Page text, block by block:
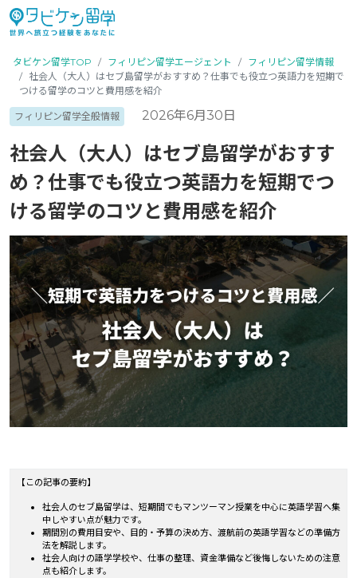
タビケン留学TOP フィリピン留学エージェント
フィリピン留学情報
社会人（大人）はセブ島留学がおすすめ？仕事でも役立つ英語力を短期で
つける留学のコツと費用感を紹介
フィリピン留学全般情報 2026年6月30日
社会人（大人）はセブ島留学がおすす
め？仕事でも役立つ英語力を短期でつ
ける留学のコツと費用感を紹介
【この記事の要約】
社会人のセブ島留学は、短期間でもマンツーマン授業を中心に英語学習へ集
中しやすい点が魅力です。
期間別の費用目安や、目的・予算の決め方、渡航前の英語学習などの準備方
法を解説します。
社会人向けの語学学校や、仕事の整理、資金準備など後悔しないための注意
点も紹介します。